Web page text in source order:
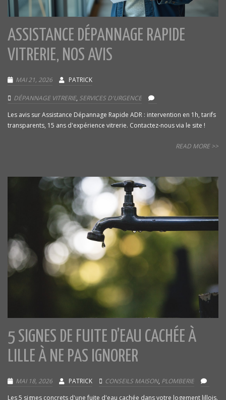
ASSISTANCE DÉPANNAGE RAPIDE
VITRERIE, NOS AVIS
MAI 21, 2026 PATRICK
DÉPANNAGE VITRERIE, SERVICES D'URGENCE
Les avis sur Assistance Dépannage Rapide ADR : intervention en 1h, tarifs
transparents, 15 ans d'expérience vitrerie. Contactez-nous via le site !
READ MORE >>
5 SIGNES DE FUITE D’EAU CACHÉE À
LILLE À NE PAS IGNORER
MAI 18, 2026 PATRICK CONSEILS MAISON, PLOMBERIE
Les 5 signes concrets d'une fuite d'eau cachée dans votre logement lillois.